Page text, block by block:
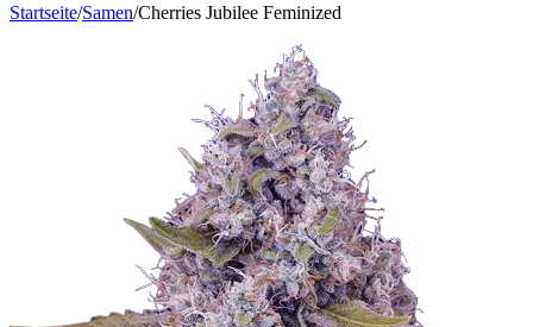
Startseite/Samen/Cherries Jubilee Feminized